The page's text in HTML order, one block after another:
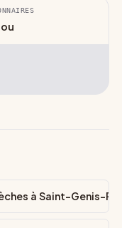
à Saint-Genis-